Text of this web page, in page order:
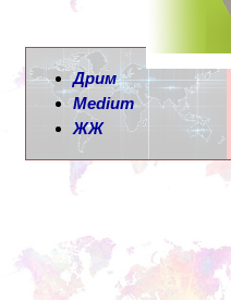
Дрим
Medium
ЖЖ